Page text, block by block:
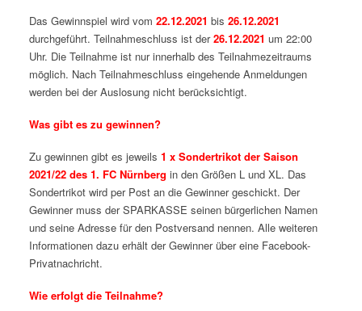
Das Gewinnspiel wird vom 22.12.2021 bis 26.12.2021
durchgeführt. Teilnahmeschluss ist der26.12.2021 um 22:00
Uhr. Die Teilnahme ist nur innerhalb des Teilnahmezeitraums
möglich. Nach Teilnahmeschluss eingehende Anmeldungen
werden bei der Auslosung nicht berücksichtigt.
Was gibt es zu gewinnen?
Zu gewinnen gibt es jeweils 1 x Sondertrikot der Saison
2021/22 des 1. FC Nürnberg in den Größen L und XL. Das
Sondertrikot wird per Post an die Gewinner geschickt. Der
Gewinner muss der SPARKASSE seinen bürgerlichen Namen
und seine Adresse für den Postversand nennen. Alle weiteren
Informationen dazu erhält der Gewinner über eine Facebook-
Privatnachricht.
Wie erfolgt die Teilnahme?